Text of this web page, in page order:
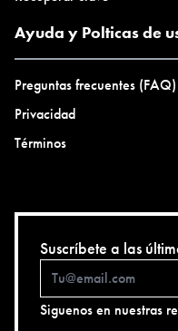
Ayuda y Polticas de
Preguntas frecuentes (FAQ)
Privacidad
Términos
Suscríbete a las
Siguenos en nuestras